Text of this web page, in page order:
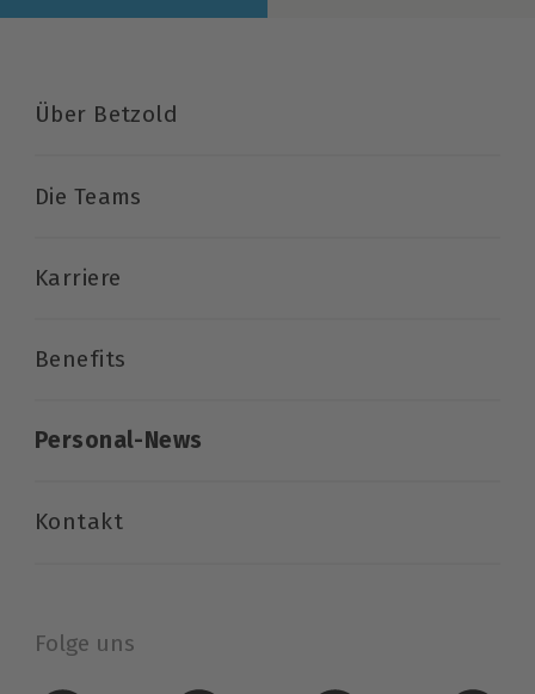
Über Betzold
Die Teams
Karriere
Benefits
Personal-News
Kontakt
Folge uns